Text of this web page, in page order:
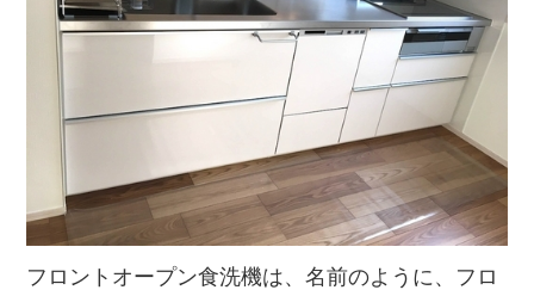
フロントオープン食洗機は、名前のように、フロ